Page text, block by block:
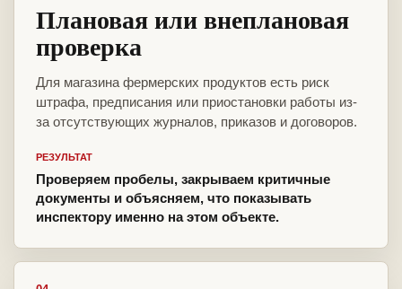
Плановая или внеплановая
проверка
Для магазина фермерских продуктов есть риск
штрафа, предписания или приостановки работы из-
за отсутствующих журналов, приказов и договоров.
РЕЗУЛЬТАТ
Проверяем пробелы, закрываем критичные
документы и объясняем, что показывать
инспектору именно на этом объекте.